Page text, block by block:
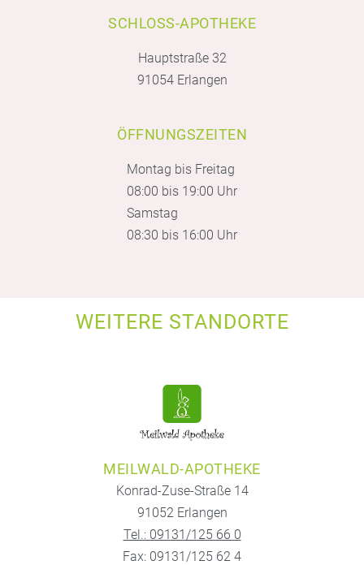
SCHLOSS-APOTHEKE
Hauptstraße 32
91054 Erlangen
ÖFFNUNGSZEITEN
Montag bis Freitag
08:00 bis 19:00 Uhr
Samstag
08:30 bis 16:00 Uhr
WEITERE STANDORTE
MEILWALD-APOTHEKE
Konrad-Zuse-Straße 14
91052 Erlangen
Tel.: 09131/125 66 0
Fax: 09131/125 62 4